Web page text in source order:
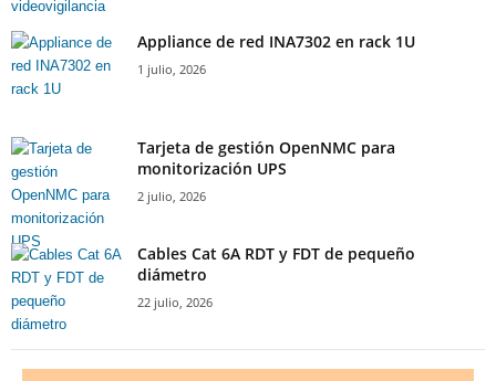
Appliance de red INA7302 en rack 1U
1 julio, 2026
Tarjeta de gestión OpenNMC para
monitorización UPS
2 julio, 2026
Cables Cat 6A RDT y FDT de pequeño
diámetro
22 julio, 2026